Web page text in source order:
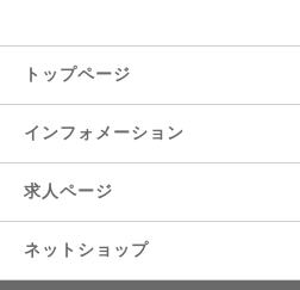
トップページ
インフォメーション
求人ページ
ネットショップ